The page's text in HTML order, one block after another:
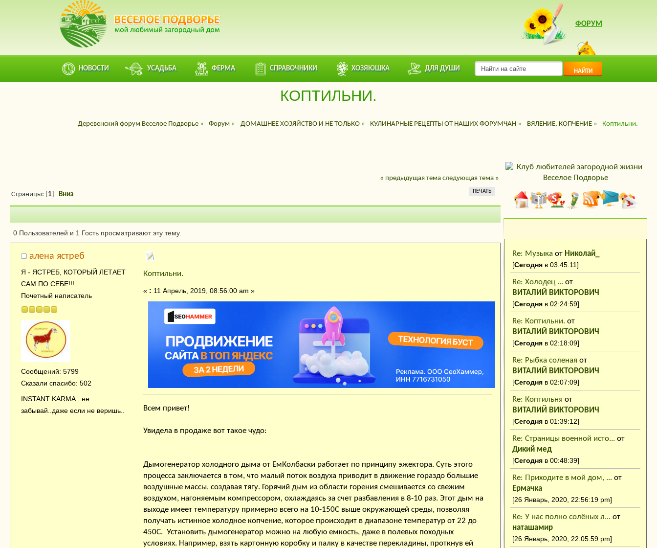
ФОРУМ
НОВОСТИ УСАДЬБА ФЕРМА СПРАВОЧНИКИ ХОЗЯЮШКА ДЛЯ ДУШИ НАЙТИ
КОПТИЛЬНИ.
Деревенский форум Веселое Подворье» Форум » ДОМАШНЕЕ ХОЗЯЙСТВО И НЕ ТОЛЬКО» КУЛИНАРНЫЕ РЕЦЕПТЫ ОТ НАШИХ ФОРУМЧАН » ВЯЛЕНИЕ, КОПЧЕНИЕ» Коптильни.
сообщения
Re: Музыка от Николай_
[Сегодня в 03:45:11]
Re: Холодец ... от
ВИТАЛИЙ ВИКТОРОВИЧ
[Сегодня в 02:24:59]
Re: Коптильни. от
ВИТАЛИЙ ВИКТОРОВИЧ
[Сегодня в 02:18:09]
Re: Рыбка соленая от
ВИТАЛИЙ ВИКТОРОВИЧ
[Сегодня в 02:07:09]
Re: Коптильня от
ВИТАЛИЙ ВИКТОРОВИЧ
[Сегодня в 01:39:12]
Re: Страницы военной исто... от
Дикий мед
[Сегодня в 00:48:39]
Re: Приходите в мой дом, ... от
Ермачка
[26 Январь, 2020, 22:56:19 pm]
Re: У нас полно солёных л... от
наташамир
[26 Январь, 2020, 22:05:59 pm]
« предыдущая тема следующая тема »
ПЕЧАТЬ
Страницы: [ 1 ]Вниз
Автор Тема: Коптильни. (Прочитано 1903 раз)
0 Пользователей и 1 Гость просматривают эту тему.
алена ястреб
Я - ЯСТРЕБ, КОТОРЫЙ ЛЕТАЕТ
САМ ПО СЕБЕ!!!
Почетный написатель
Сообщений: 5799
Сказали спасибо: 502
INSTANT KARMA...не
забывай..даже если не веришь..
Коптильни.
« : 11 Апрель, 2019, 08:56:00 am »
Всем привет!
Увидела в продаже вот такое чудо:
Дымогенератор холодного дыма от ЕмКолбаски работает по принципу эжектора. Суть этого
процесса заключается в том, что малый поток воздуха приводит в движение гораздо большие
воздушные массы, создавая тягу. Горячий дым из области горения смешивается со свежим
воздухом, нагоняемым компрессором, охлаждаясь за счет разбавления в 8-10 раз. Этот дым на
выходе имеет температуру примерно всего на 10-150С выше окружающей среды, позволяя
получать истинное холодное копчение, которое происходит в диапазоне температур от 22 до
450С. Установить дымогенератор можно на любую емкость, даже в полевых походных
условиях. Например, взять картонную коробку и палку в качестве перекладины, проткнув ей